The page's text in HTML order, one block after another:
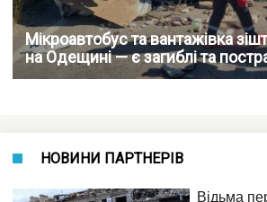
Мікроавтобус та вантажівка
на Одещині — є загиблі та
НОВИНИ ПАРТНЕРІВ